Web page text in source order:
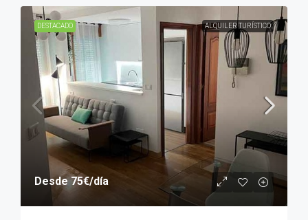
DESTACADO ALQUILER TURÍSTICO
Desde75€/día